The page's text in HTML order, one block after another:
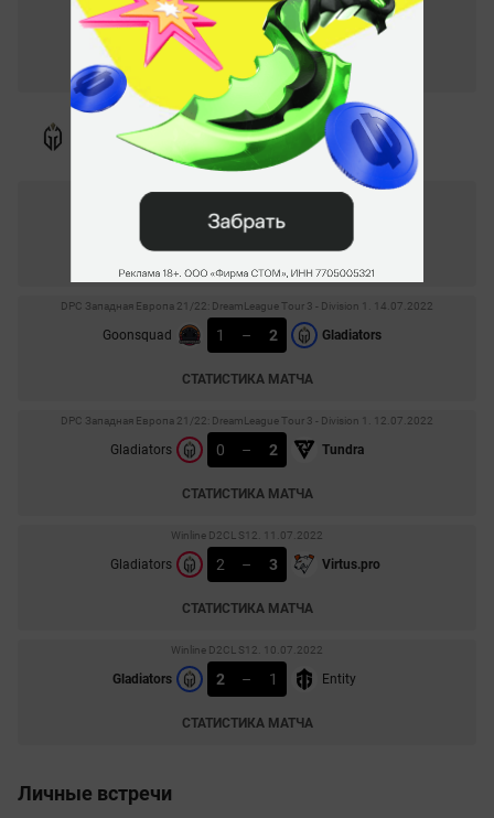
Rune Eaters 1 2 NAVI
СТАТИСТИКА МАТЧА
ESL One Malaysia 2022. 28.07.2022
0 – 2
DPC Западная Европа 21/22: DreamLeague Tour 3 - Division 1. 14.07.2022
Goonsquad 1 – 2 Gladiators
СТАТИСТИКА МАТЧА
DPC Западная Европа 21/22: DreamLeague Tour 3 - Division 1. 12.07.2022
Gladiators 0 – 2 Tundra
СТАТИСТИКА МАТЧА
Winline D2CL S12. 11.07.2022
Gladiators 2 – 3 Virtus.pro
СТАТИСТИКА МАТЧА
Winline D2CL S12. 10.07.2022
Gladiators 2 – 1 Entity
СТАТИСТИКА МАТЧА
Личные встречи